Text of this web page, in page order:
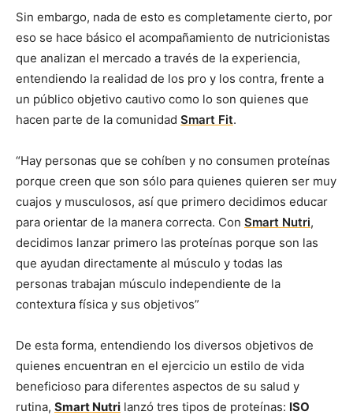
Sin embargo, nada de esto es completamente cierto, por
eso se hace básico el acompañamiento de nutricionistas
que analizan el mercado a través de la experiencia,
entendiendo la realidad de los pro y los contra, frente a
un público objetivo cautivo como lo son quienes que
hacen parte de la comunidad Smart Fit.
“Hay personas que se cohíben y no consumen proteínas
porque creen que son sólo para quienes quieren ser muy
cuajos y musculosos, así que primero decidimos educar
para orientar de la manera correcta. Con Smart Nutri,
decidimos lanzar primero las proteínas porque son las
que ayudan directamente al músculo y todas las
personas trabajan músculo independiente de la
contextura física y sus objetivos”
De esta forma, entendiendo los diversos objetivos de
quienes encuentran en el ejercicio un estilo de vida
beneficioso para diferentes aspectos de su salud y
rutina, Smart Nutri lanzó tres tipos de proteínas: ISO